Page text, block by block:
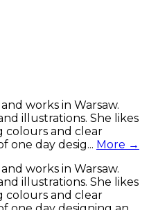
works in Warsaw.
illustrations. She likes
colours and clear
one day desig... More →
works in Warsaw.
illustrations. She likes
colours and clear